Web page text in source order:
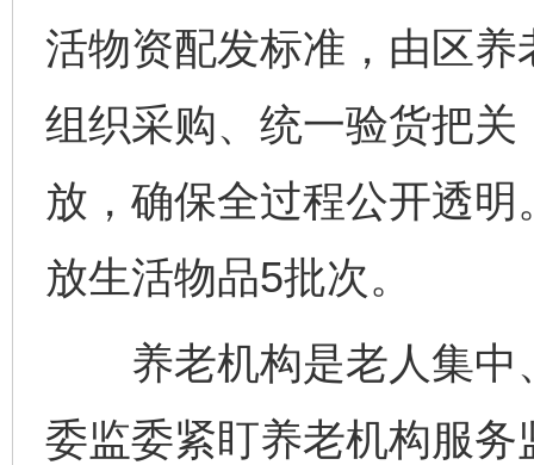
活物资配发标准，由区
组织采购、统一验货把
放，确保全过程公开透
放生活物品5批次。
养老机构是老人集中
委监委紧盯养老机构服